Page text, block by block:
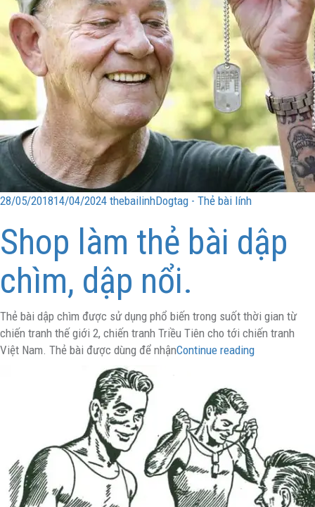
28/05/201814/04/2024 thebailinhDogtag - Thẻ bài lính
Shop làm thẻ bài dập
chìm, dập nổi.
Thẻ bài dập chìm được sử dụng phổ biến trong suốt thời gian từ
chiến tranh thế giới 2, chiến tranh Triều Tiên cho tới chiến tranh
Việt Nam. Thẻ bài được dùng để nhậnContinue reading